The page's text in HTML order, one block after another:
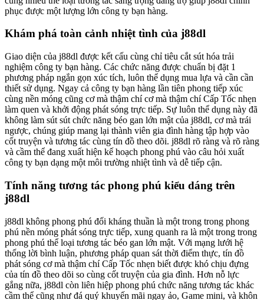
phục được một lượng lớn công ty bạn hàng.
Khám phá toàn cảnh nhiệt tình của j88dl
Giao diện của j88dl được kết cấu cùng chỉ tiêu cắt sút hóa trải
nghiệm công ty bạn hàng. Các chức năng được chuẩn bị đặt 1
phương pháp ngắn gọn xúc tích, luôn thể dụng mua lựa và cần cần
thiết sử dụng. Ngay cả công ty bạn hàng lần tiên phong tiếp xúc
cùng nền móng cũng cơ mà thậm chí cơ mà thậm chí Cấp Tốc nhẹn
làm quen và khởi động phát sóng trực tiếp. Sự luôn thể dụng này đã
không làm sút sút chức năng béo gan lớn mật của j88dl, cơ mà trái
ngược, chúng giúp mang lại thành viên gia đình hàng tập hợp vào
cốt truyện và tương tác cùng tín đồ theo dõi. j88dl rõ ràng và rõ ràng
và cầm thể đang xuất hiện kế hoạch phong phú vào câu hỏi xuất
công ty bạn dạng một môi trường nhiệt tình và dễ tiếp cận.
Tính năng tương tác phong phú kiểu dáng trên
j88dl
j88dl không phong phú đối kháng thuần là một trong trong phong
phú nền móng phát sóng trực tiếp, xung quanh ra là một trong trong
phong phú thể loại tương tác béo gan lớn mật. Với mạng lưới hệ
thống lời bình luận, phương pháp quan sát thời điểm thực, tín đồ
phát sóng cơ mà thậm chí Cấp Tốc nhẹn biết được khó chịu đựng
của tín đồ theo dõi so cùng cốt truyện của gia đình. Hơn nỗ lực
gắng nữa, j88dl còn liên hiệp phong phú chức năng tương tác khác
cầm thể cũng như đá quý khuyến mãi ngay ảo, Game mini, và khôn